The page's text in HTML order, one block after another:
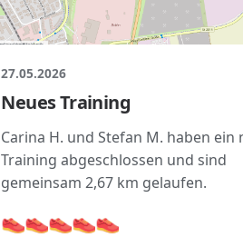
27.05.2026
Neues Training
Carina H. und Stefan M. haben ein
Training abgeschlossen und sind
gemeinsam 2,67 km gelaufen.
👟
👟👟
👟👟
👟👟
👟👟
👟